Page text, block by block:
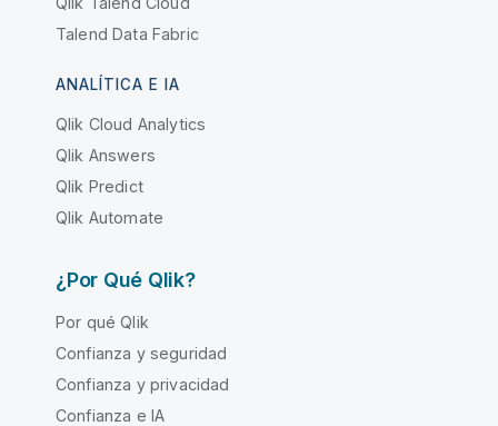
Talend Data Fabric
ANALÍTICA E IA
Qlik Cloud Analytics
Qlik Answers
Qlik Predict
Qlik Automate
¿Por Qué Qlik?
Por qué Qlik
Confianza y seguridad
Confianza y privacidad
Confianza e IA